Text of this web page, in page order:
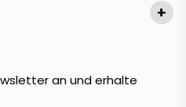
+
an und erhalte